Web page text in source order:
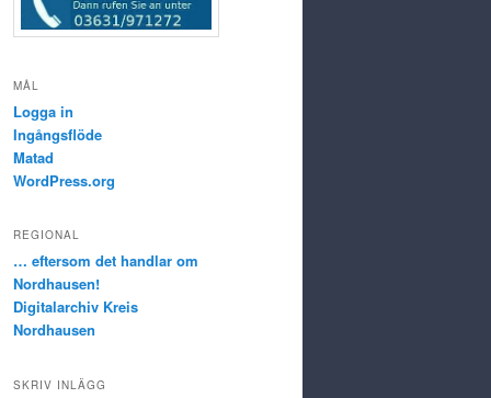
MÅL
Logga in
Ingångsflöde
Matad
WordPress.org
REGIONAL
… eftersom det handlar om
Nordhausen!
Digitalarchiv Kreis
Nordhausen
SKRIV INLÄGG